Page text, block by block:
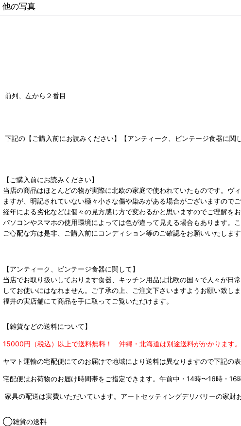
他の写真
前列、左から２番目
下記の【ご購入前にお読みください】【アンティーク、ビンテージ食器に
【ご購入前にお読みください】
当店の商品はほとんどの物が実際に北欧の家庭で使われていたものです。
ますが、明記されていない極々小さな傷や染みがある場合がございますので
経年による劣化などは個々の見方感じ方で変わるかと思いますのでご理解をお
パソコンやスマホの使用環境によっては色が違って見える場合もあります。
ご心配な方は是非、ご購入前にコンディション等のご確認をお願いいたしま
【アンティーク、ビンテージ食器に関して】
当店でお取り扱いしております食器、キッチン用品は北欧の国々で人々が日
してお使いにはなれません。ご了承の上、ご注文下さいますようお願い致しま
福井の実店舗にて商品を手に取ってご覧いただけます。
【雑貨などの送料について】
15000円（税込）以上で送料無料！ 沖縄・北海道は別途送料がかかります。
ヤマト運輸の宅配便にてのお届けで地域により送料は異なりますので下記の表
宅配便はお荷物のお届け時間帯をご指定できます。 午前中・14時〜16時・16
家具の配送は実費いただいています。アートセッティングデリバリーの家
◯雑貨の送料